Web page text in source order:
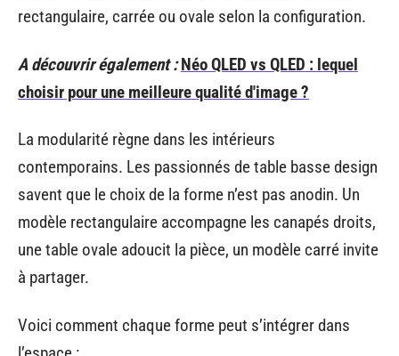
rectangulaire, carrée ou ovale selon la configuration.
A découvrir également : Néo QLED vs QLED : lequel
choisir pour une meilleure qualité d'image ?
La modularité règne dans les intérieurs
contemporains. Les passionnés de table basse design
savent que le choix de la forme n’est pas anodin. Un
modèle rectangulaire accompagne les canapés droits,
une table ovale adoucit la pièce, un modèle carré invite
à partager.
Voici comment chaque forme peut s’intégrer dans